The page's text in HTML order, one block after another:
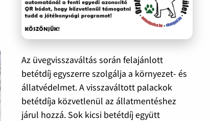
Az üvegvisszaváltás során felajánlott
betétdíj egyszerre szolgálja a környezet- és
állatvédelmet. A visszaváltott palackok
betétdíja közvetlenül az állatmentéshez
járul hozzá. Sok kicsi betétdíj együtt